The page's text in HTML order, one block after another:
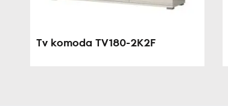
Tv komoda TV180-2K2F